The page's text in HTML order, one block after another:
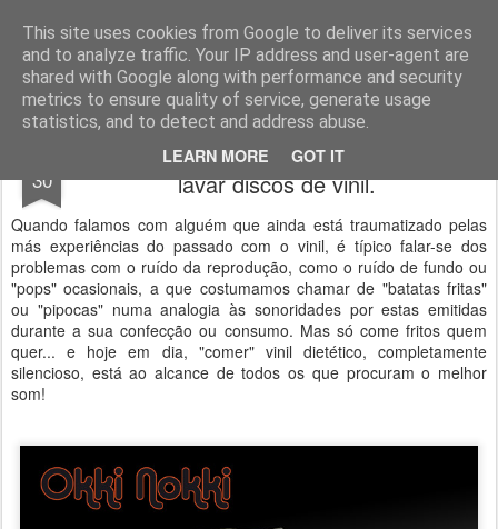
This site uses cookies from Google to deliver its services
and to analyze traffic. Your IP address and user-agent are
shared with Google along with performance and security
metrics to ensure quality of service, generate usage
statistics, and to detect and address abuse.
LEARN MORE GOT IT
www.ViciAudio.pt WWW.VICIAUDIO.PT - O Vício do Audio alimenta-se com a melhor música e os melhores discos. Não há cura, mas tem bom remédio!
30
Lavar a música... o meu método para
lavar discos de vinil.
Quando falamos com alguém que ainda está traumatizado pelas
más experiências do passado com o vinil, é típico falar-se dos
problemas com o ruído da reprodução, como o ruído de fundo ou
"pops" ocasionais, a que costumamos chamar de "batatas fritas"
ou "pipocas" numa analogia às sonoridades por estas emitidas
durante a sua confecção ou consumo. Mas só come fritos quem
quer... e hoje em dia, "comer" vinil dietético, completamente
silencioso, está ao alcance de todos os que procuram o melhor
som!